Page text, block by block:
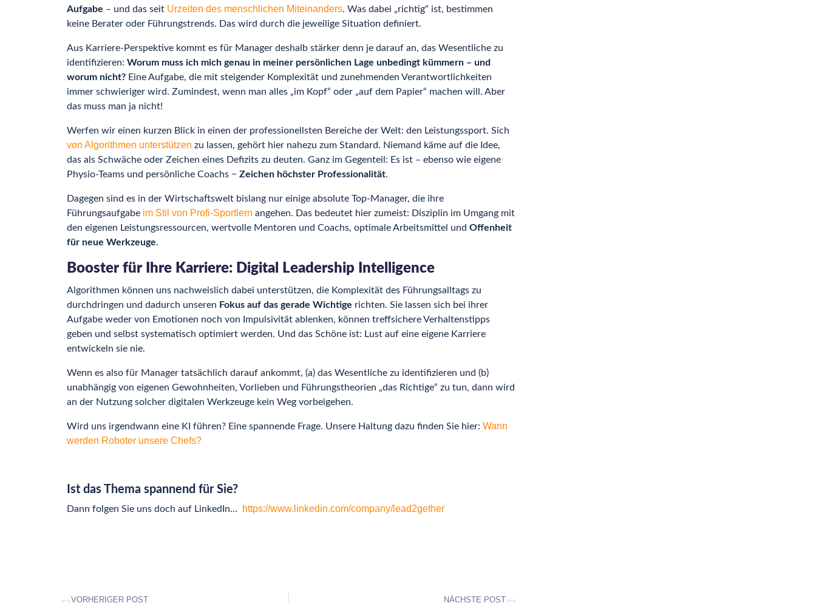
Aufgabe – und das seit Urzeiten des menschlichen Miteinanders. Was dabei „richtig“ ist, bestimmen
keine Berater oder Führungstrends. Das wird durch die jeweilige Situation definiert.
Aus Karriere-Perspektive kommt es für Manager deshalb stärker denn je darauf an, das Wesentliche zu
identifizieren: Worum muss ich mich genau in meiner persönlichen Lage unbedingt kümmern – und
worum nicht? Eine Aufgabe, die mit steigender Komplexität und zunehmenden Verantwortlichkeiten
immer schwieriger wird. Zumindest, wenn man alles „im Kopf“ oder „auf dem Papier“ machen will. Aber
das muss man ja nicht!
Werfen wir einen kurzen Blick in einen der professionellsten Bereiche der Welt: den Leistungssport. Sich
von Algorithmen unterstützen zu lassen, gehört hier nahezu zum Standard. Niemand käme auf die Idee,
das als Schwäche oder Zeichen eines Defizits zu deuten. Ganz im Gegenteil: Es ist – ebenso wie eigene
Physio-Teams und persönliche Coachs − Zeichen höchster Professionalität.
Dagegen sind es in der Wirtschaftswelt bislang nur einige absolute Top-Manager, die ihre
Führungsaufgabe im Stil von Profi-Sportlern angehen. Das bedeutet hier zumeist: Disziplin im Umgang mit
den eigenen Leistungsressourcen, wertvolle Mentoren und Coachs, optimale Arbeitsmittel und Offenheit
für neue Werkzeuge.
Booster für Ihre Karriere: Digital Leadership Intelligence
Algorithmen können uns nachweislich dabei unterstützen, die Komplexität des Führungsalltags zu
durchdringen und dadurch unseren Fokus auf das gerade Wichtige richten. Sie lassen sich bei ihrer
Aufgabe weder von Emotionen noch von Impulsivität ablenken, können treffsichere Verhaltenstipps
geben und selbst systematisch optimiert werden. Und das Schöne ist: Lust auf eine eigene Karriere
entwickeln sie nie.
Wenn es also für Manager tatsächlich darauf ankommt, (a) das Wesentliche zu identifizieren und (b)
unabhängig von eigenen Gewohnheiten, Vorlieben und Führungstheorien „das Richtige“ zu tun, dann wird
an der Nutzung solcher digitalen Werkzeuge kein Weg vorbeigehen.
Wird uns irgendwann eine KI führen? Eine spannende Frage. Unsere Haltung dazu finden Sie hier: Wann
werden Roboter unsere Chefs?
Ist das Thema spannend für Sie?
Dann folgen Sie uns doch auf LinkedIn… https://www.linkedin.com/company/lead2gether
VORHERIGER POST NÄCHSTE POST